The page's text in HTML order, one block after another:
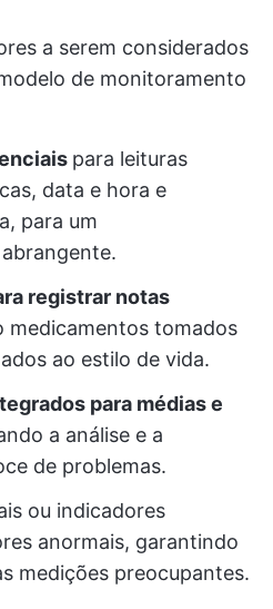
a serem considerados
de monitoramento
para leituras
data e hora e
para um
registrar notas
medicamentos tomados
ao estilo de vida.
para médias e
a análise e a
de problemas.
ou indicadores
anormais, garantindo
medições preocupantes.